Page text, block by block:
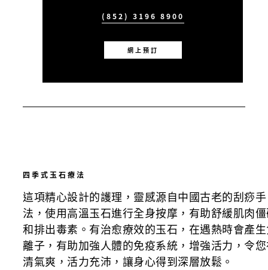
(852) 3196 8900
網上預訂
四季式玉石療法
這項精心設計的護理，靈感源自中國古老的刮痧手
法，使用高溫玉石進行全身按摩，有助舒緩肌肉
和排出毒素。有治愈療效的玉石，在遇熱時會產
離子，有助加強人體的免疫系統，增強活力，令
清氣爽，活力充沛，讓身心得到深層放鬆。